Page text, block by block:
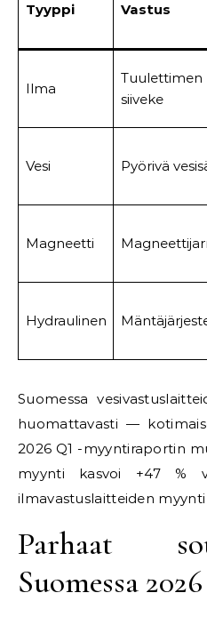
Tyyppi Vastus
Ilma
Tuulettimen
siiveke
Vesi Pyörivä
Magneetti
Hydraulinen
Suomessa
huomattavasti —
2026 Q1 -myyntiraportin
myynti kasvoi +47 %
ilmavastuslaitteiden myynti
Parhaat
Suomessa 2026